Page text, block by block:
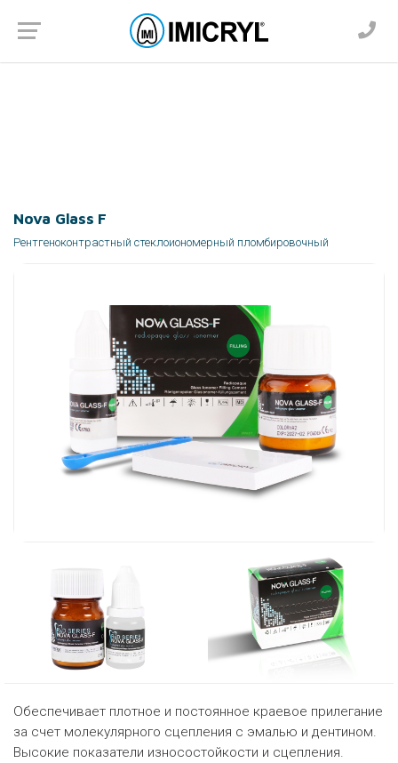
Nova Glass F
Рентгеноконтрастный стеклоиономерный пломбировочный
Обеспечивает плотное и постоянное краевое прилегание
за счет молекулярного сцепления с эмалью и дентином.
Высокие показатели износостойкости и сцепления.